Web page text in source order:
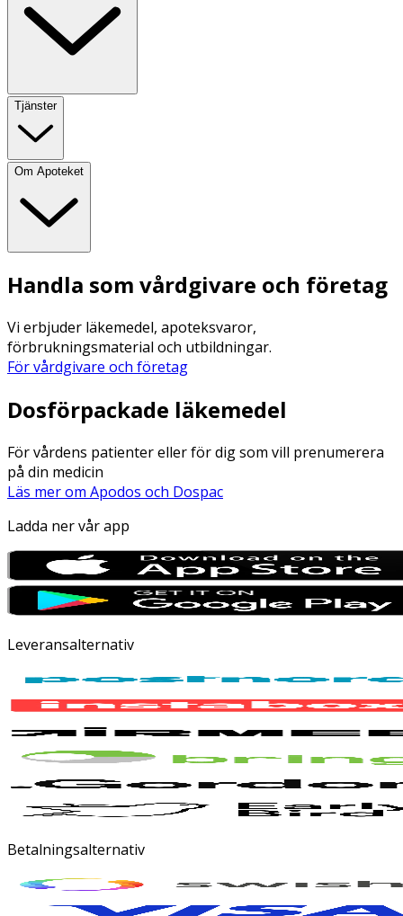
Tjänster
Om Apoteket
Handla som vårdgivare och företag
Vi erbjuder läkemedel, apoteksvaror,
förbrukningsmaterial och utbildningar.
För vårdgivare och företag
Dosförpackade läkemedel
För vårdens patienter eller för dig som vill prenumerera
på din medicin
Läs mer om Apodos och Dospac
Ladda ner vår app
Leveransalternativ
Betalningsalternativ